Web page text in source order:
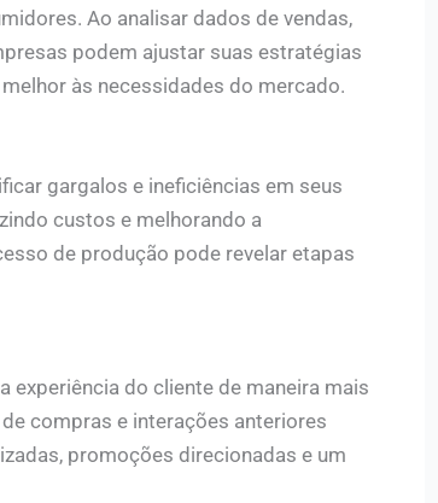
Ao analisar dados de vendas,
podem ajustar suas estratégias
às necessidades do mercado.
gargalos e ineficiências em seus
custos e melhorando a
de produção pode revelar etapas
experiência do cliente de maneira mais
compras e interações anteriores
promoções direcionadas e um